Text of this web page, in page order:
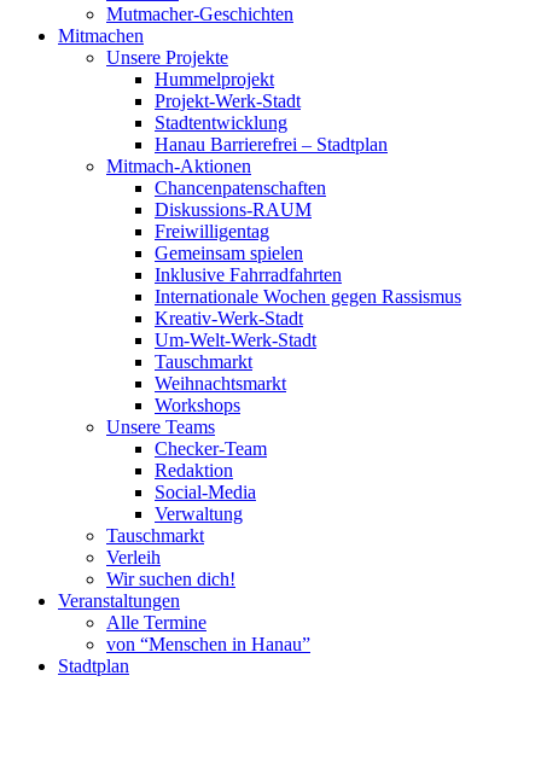
Mutmacher-Geschichten
Mitmachen
Unsere Projekte
Hummelprojekt
Projekt-Werk-Stadt
Stadtentwicklung
Hanau Barrierefrei – Stadtplan
Mitmach-Aktionen
Chancenpatenschaften
Diskussions-RAUM
Freiwilligentag
Gemeinsam spielen
Inklusive Fahrradfahrten
Internationale Wochen gegen Rassismus
Kreativ-Werk-Stadt
Um-Welt-Werk-Stadt
Tauschmarkt
Weihnachtsmarkt
Workshops
Unsere Teams
Checker-Team
Redaktion
Social-Media
Verwaltung
Tauschmarkt
Verleih
Wir suchen dich!
Veranstaltungen
Alle Termine
von “Menschen in Hanau”
Stadtplan